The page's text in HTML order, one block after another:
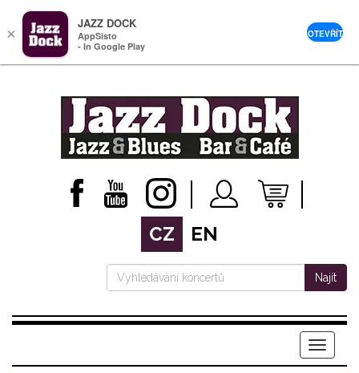
CZ EN
Najít
Menu
×
JAZZ DOCK
AppSisto
- In Google Play
OTEVŘÍT